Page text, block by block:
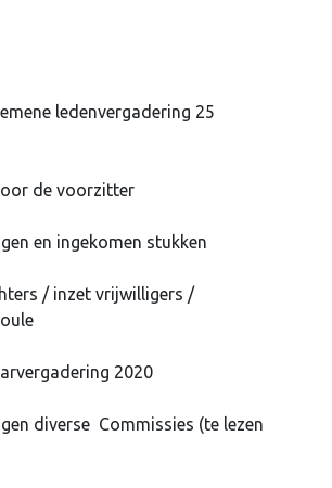
ledenvergadering 25
de voorzitter
en ingekomen stukken
/ inzet vrijwilligers /
2020
diverse Commissies (te lezen